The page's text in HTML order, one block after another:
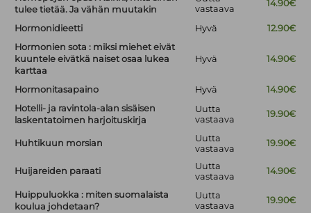
tulee tietää. Ja vähän muutakin
vastaava
14.90€
Hormonidieetti Hyvä
12.90€
Hormonien sota : miksi miehet eivät
kuuntele eivätkä naiset osaa lukea
karttaa
Hyvä 14.90€
Hormonitasapaino Hyvä
14.90€
Hotelli- ja ravintola-alan sisäisen
laskentatoimen harjoituskirja
Uutta
vastaava
19.90€
Huhtikuun morsian
Uutta
vastaava
19.90€
Huijareiden paraati
Uutta
vastaava
14.90€
Huippuluokka : miten suomalaista
koulua johdetaan?
Uutta
vastaava
19.90€